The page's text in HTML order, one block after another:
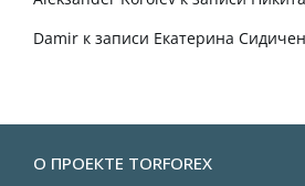
Damir к записи Екатерина
О ПРОЕКТЕ TORFOREX